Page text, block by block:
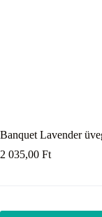
Banquet Lavender
2 035,00 Ft